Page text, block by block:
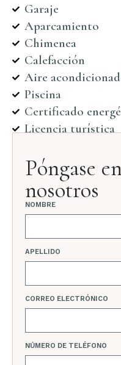
Garaje
Aparcamiento
Chimenea
Calefacción
Aire
Piscina
Certificado
Licencia turística
Póngase
nosotros
NOMBRE
APELLIDO
CORREO ELECTRÓNICO
NÚMERO DE TELÉFONO